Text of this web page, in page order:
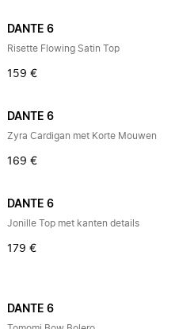
DANTE 6
Risette Flowing Satin Top
159 €
DANTE 6
Zyra Cardigan met Korte Mouwen
169 €
DANTE 6
Jonille Top met kanten details
179 €
DANTE 6